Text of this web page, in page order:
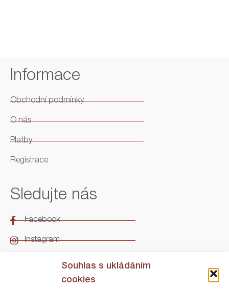
Souhlas s ukládáním
cookies
Informace
Obchodní podmínky
O nás
Platby
Registrace
Sledujte nás
Facebook
Instagram